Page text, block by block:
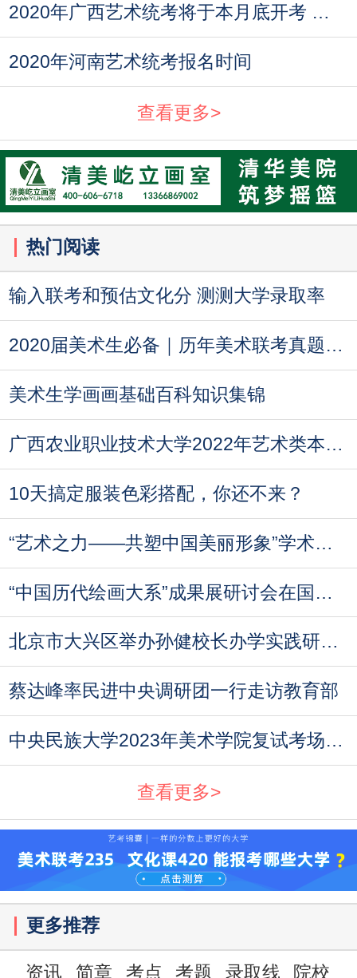
2020年广西艺术统考将于本月底开考 考生须注意考试
2020年河南艺术统考报名时间
查看更多>
热门阅读
输入联考和预估文化分 测测大学录取率
2020届美术生必备｜历年美术联考真题汇总
美术生学画画基础百科知识集锦
广西农业职业技术大学2022年艺术类本科专业录
10天搞定服装色彩搭配，你还不来？
“艺术之力——共塑中国美丽形象”学术论坛即
“中国历代绘画大系”成果展研讨会在国家博物
北京市大兴区举办孙健校长办学实践研讨会
蔡达峰率民进中央调研团一行走访教育部
中央民族大学2023年美术学院复试考场规则与考
查看更多>
更多推荐
资讯 简章 考点 考题 录取线 院校